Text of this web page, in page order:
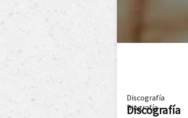
Discografía
Biografía
Discografía